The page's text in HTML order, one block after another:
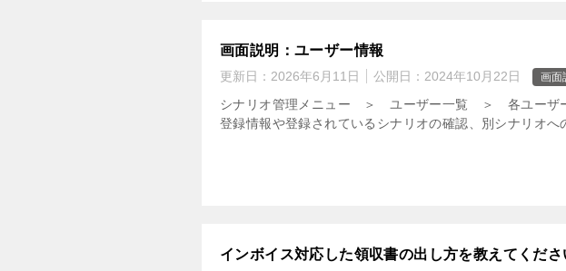
画面説明：ユーザー情報
更新日： 2026年6月11日 公開日： 2024年10月22日 画面
シナリオ管理メニュー ＞ ユーザー一覧 ＞ 各ユーザー
登録情報や登録されているシナリオの確認、別シナリオ
インボイス対応した領収書の出し方を教えてくださ